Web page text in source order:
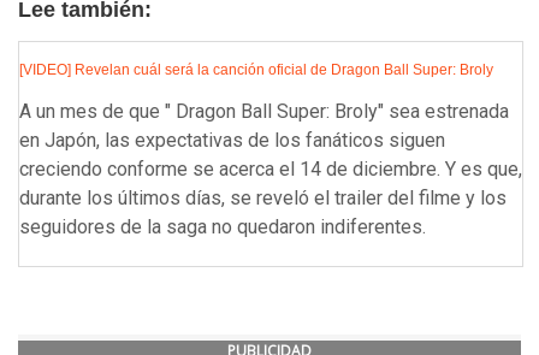
Lee también:
[VIDEO] Revelan cuál será la canción oficial de Dragon Ball Super: Broly
A un mes de que " Dragon Ball Super: Broly" sea estrenada
en Japón, las expectativas de los fanáticos siguen
creciendo conforme se acerca el 14 de diciembre. Y es que,
durante los últimos días, se reveló el trailer del filme y los
seguidores de la saga no quedaron indiferentes.